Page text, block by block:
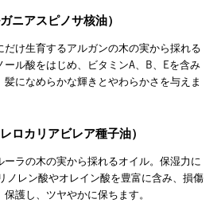
ニアスピノサ核油）
だけ生育するアルガンの木の実から採れる
ール酸をはじめ、ビタミンA、B、Eを含み
髪になめらかな輝きとやわらかさを与えま
ロカリアビレア種子油）
ーラの木の実から採れるオイル。保湿力に
ノレン酸やオレイン酸を豊富に含み、損傷
護し、ツヤやかに保ちます。